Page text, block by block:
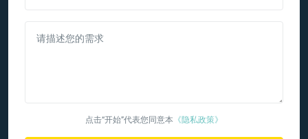
请描述您的需求
点击“开始”代表您同意本 《隐私政策》